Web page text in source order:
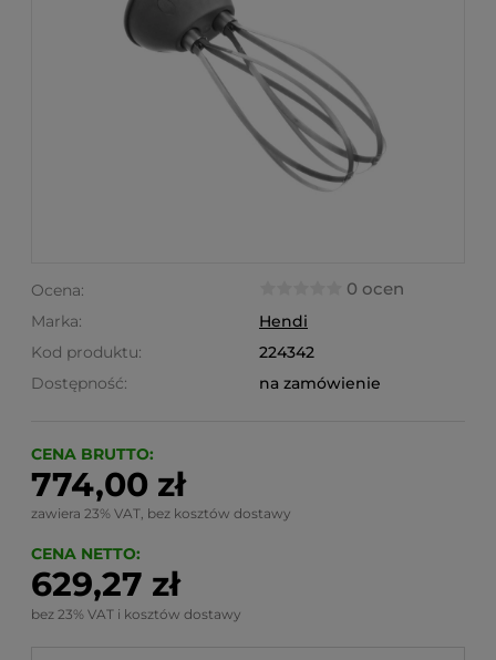
Ocena: 0 ocen
Marka:
Hendi
Kod produktu:
224342
Dostępność:
na zamówienie
CENA BRUTTO:
774,00 zł
zawiera 23% VAT, bez kosztów dostawy
CENA NETTO:
629,27 zł
bez 23% VAT i kosztów dostawy